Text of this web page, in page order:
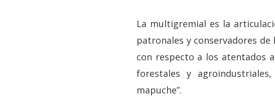
La multigremial es la
patronales y conservadores
con respecto a los atentados
forestales y
mapuche”.